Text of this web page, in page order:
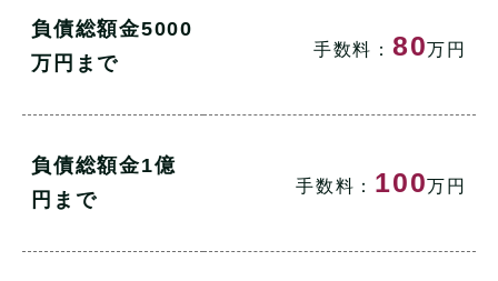
負債総額金5000
万円まで
手数料： 80万円
負債総額金1億
円まで
手数料： 100万円